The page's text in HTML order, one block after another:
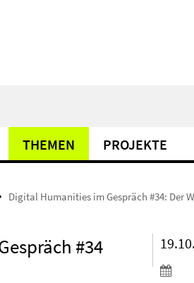
THEMEN PROJEKTE
Digital Humanities im Gespräch #34: Der
#34